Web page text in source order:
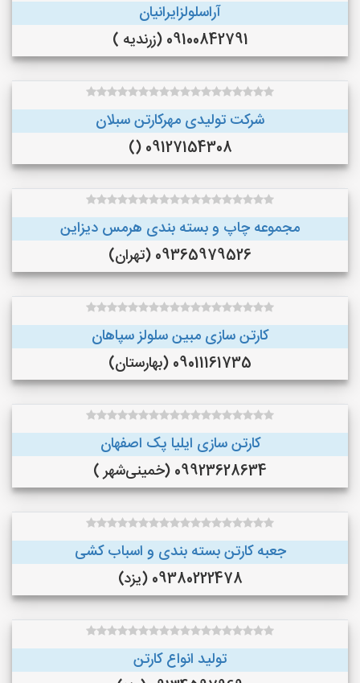
آراسلولزایرانیان
09100842791 (زرندیه )
شرکت تولیدی مهرکارتن سبلان
09127154308 ()
مجموعه چاپ و بسته بندی هرمس دیزاین
09365979526 (تهران)
کارتن سازی مبین سلولز سپاهان
09011161735 (بهارستان)
کارتن سازی ایلیا پک اصفهان
09923628634 (خمینی‌شهر )
جعبه کارتن بسته بندی و اسباب کشی
09380222478 (یزد)
تولید انواع کارتن